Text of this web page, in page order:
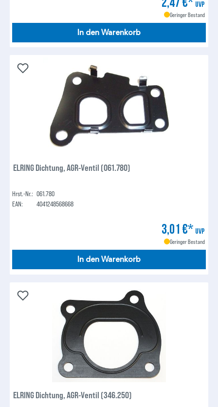
UVP
Geringer Bestand
In den Warenkorb
ELRING Dichtung, AGR-Ventil (061.780)
Hrst.-Nr.: 061.780
EAN:
4041248568668
3,01 €* UVP
Geringer Bestand
In den Warenkorb
ELRING Dichtung, AGR-Ventil (346.250)